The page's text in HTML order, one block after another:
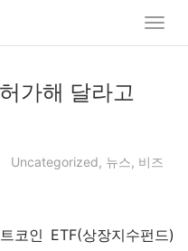
가해 달라고
Uncategorized, 뉴스, 비즈
코인 ETF(상장지수펀드)